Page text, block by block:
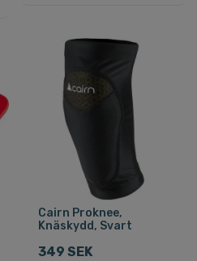
Cairn Proknee,
Knäskydd, Svart
349 SEK